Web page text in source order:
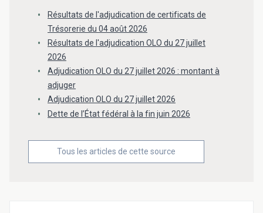
Résultats de l'adjudication de certificats de
Trésorerie du 04 août 2026
Résultats de l'adjudication OLO du 27 juillet
2026
Adjudication OLO du 27 juillet 2026 : montant à
adjuger
Adjudication OLO du 27 juillet 2026
Dette de l’État fédéral à la fin juin 2026
Tous les articles de cette source